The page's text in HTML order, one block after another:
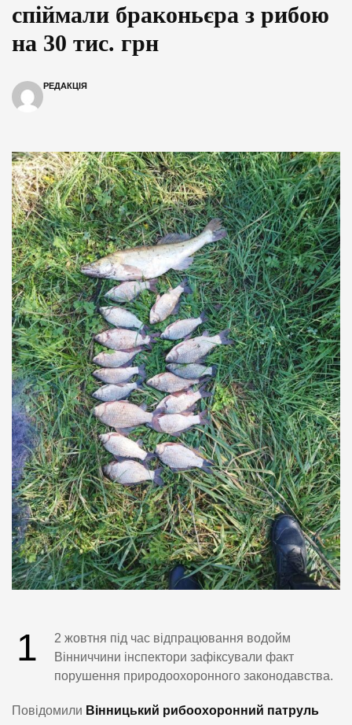
спіймали браконьєра з рибою
на 30 тис. грн
РЕДАКЦІЯ
1
2 жовтня під час відпрацювання водойм
Вінниччини інспектори зафіксували факт
порушення природоохоронного законодавства.
Повідомили Вінницький рибоохоронний патруль